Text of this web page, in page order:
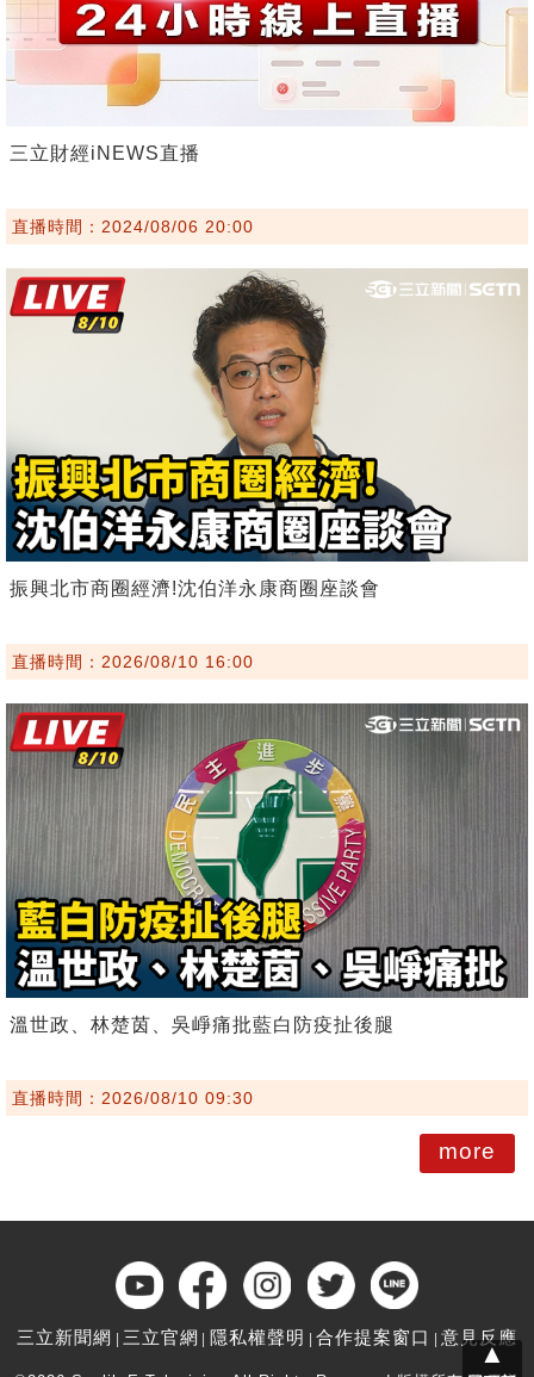
三立財經iNEWS直播
直播時間：2024/08/06 20:00
振興北市商圈經濟!沈伯洋永康商圈座談會
直播時間：2026/08/10 16:00
溫世政、林楚茵、吳崢痛批藍白防疫扯後腿
直播時間：2026/08/10 09:30
more
三立新聞網 三立官網 隱私權聲明 合作提案窗口 意見反應
▲